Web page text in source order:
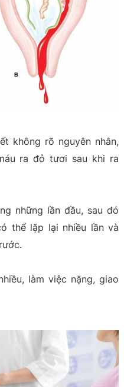
không rõ nguyên nhân,
ra đỏ tươi sau khi ra
những lần đầu, sau đó
thể lặp lại nhiều lần và
làm việc nặng, giao